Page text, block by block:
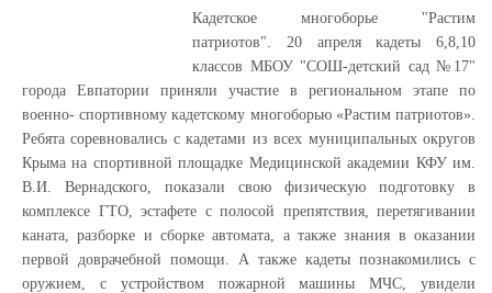
Кадетское многоборье "Растим
патриотов". 20 апреля кадеты 6,8,10
классов МБОУ "СОШ-детский сад №17"
города Евпатории приняли участие в региональном этапе по
военно- спортивному кадетскому многоборью «Растим патриотов».
Ребята соревновались с кадетами из всех муниципальных округов
Крыма на спортивной площадке Медицинской академии КФУ им.
В.И. Вернадского, показали свою физическую подготовку в
комплексе ГТО, эстафете с полосой препятствия, перетягивании
каната, разборке и сборке автомата, а также знания в оказании
первой доврачебной помощи. А также кадеты познакомились с
оружием, с устройством пожарной машины МЧС, увидели